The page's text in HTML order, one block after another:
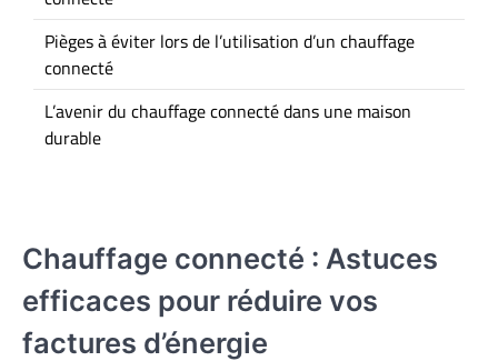
Chauffage connecté : Astuces
efficaces pour réduire vos
factures d’énergie
Pièges à éviter lors de l’utilisation d’un chauffage
connecté
L’avenir du chauffage connecté dans une maison
durable